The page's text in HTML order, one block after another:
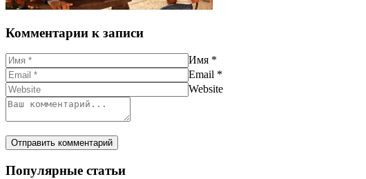
Комментарии к записи
Имя *
Email *
Website
Популярные статьи